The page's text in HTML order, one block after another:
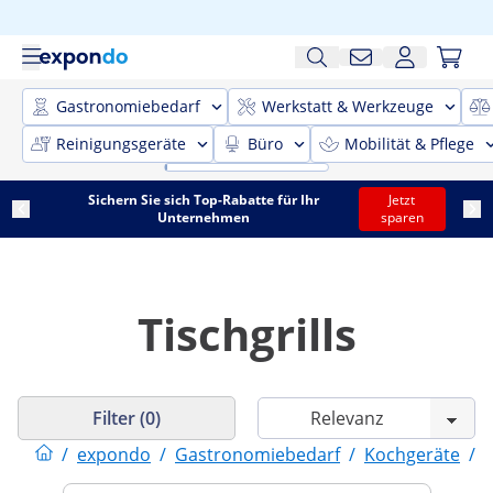
Gastronomiebedarf
Werkstatt & Werkzeuge
Reinigungsgeräte
Büro Mobilität & Pflege
Sichern Sie sich Top-Rabatte für Ihr
Unternehmen
Jetzt
sparen
Tischgrills
/ expondo / Gastronomiebedarf / Kochgeräte /
Filter (0)